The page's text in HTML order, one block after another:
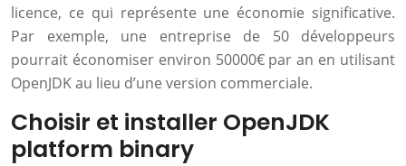
licence, ce qui représente une économie significative.
Par exemple, une entreprise de 50 développeurs
pourrait économiser environ 50000€ par an en utilisant
OpenJDK au lieu d’une version commerciale.
Choisir et installer OpenJDK
platform binary